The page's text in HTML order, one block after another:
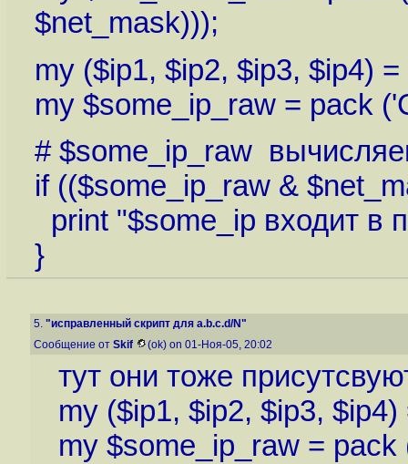
$net_mask)));
my ($ip1, $ip2, $ip3, $ip4)
my $some_ip_raw = pack
# $some_ip_raw
if (($some_ip_raw &
print "$some_ip входит в
}
5. "исправленный скрипт для a.b.c.d/N"
Сообщение от Skif (ok) on 01-Ноя-05, 20:02
тут они тоже
my ($ip1, $ip2, $ip3,
my $some_ip_raw =